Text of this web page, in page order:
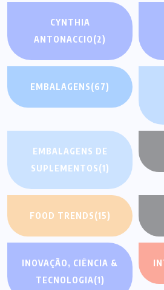
CYNTHIA
ANTONACCIO(2)
EMBALAGENS(67)
EMBALAGENS DE
SUPLEMENTOS(1)
FOOD TRENDS(15)
INOVAÇÃO, CIÊNCIA &
TECNOLOGIA(1)